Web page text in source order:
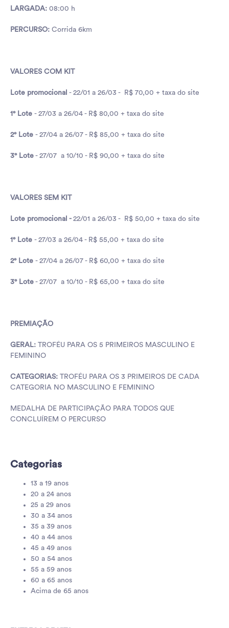
LARGADA: 08:00 h
PERCURSO: Corrida 6km
VALORES COM KIT
Lote promocional - 22/01 a 26/03 - R$ 70,00 + taxa do site
1° Lote - 27/03 a 26/04 - R$ 80,00 + taxa do site
2° Lote - 27/04 a 26/07 - R$ 85,00 + taxa do site
3° Lote - 27/07 a 10/10 - R$ 90,00 + taxa do site
VALORES SEM KIT
Lote promocional - 22/01 a 26/03 - R$ 50,00 + taxa do site
1° Lote - 27/03 a 26/04 - R$ 55,00 + taxa do site
2° Lote - 27/04 a 26/07 - R$ 60,00 + taxa do site
3° Lote - 27/07 a 10/10 - R$ 65,00 + taxa do site
PREMIAÇÃO
GERAL: TROFÉU PARA OS 5 PRIMEIROS MASCULINO E
FEMININO
CATEGORIAS: TROFÉU PARA OS 3 PRIMEIROS DE CADA
CATEGORIA NO MASCULINO E FEMININO
MEDALHA DE PARTICIPAÇÃO PARA TODOS QUE
CONCLUÍREM O PERCURSO
Categorias
13 a 19 anos
20 a 24 anos
25 a 29 anos
30 a 34 anos
35 a 39 anos
40 a 44 anos
45 a 49 anos
50 a 54 anos
55 a 59 anos
60 a 65 anos
Acima de 65 anos